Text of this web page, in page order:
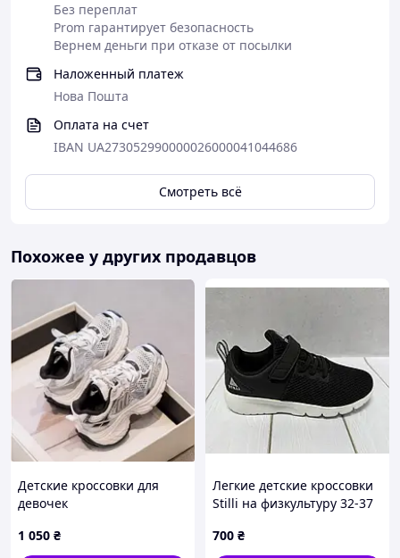
Без переплат
Prom гарантирует безопасность
Вернем деньги при отказе от посылки
Наложенный платеж
Нова Пошта
Оплата на счет
IBAN UA273052990000026000041044686
Смотреть всё
Похожее у других продавцов
Детские кроссовки для
девочек
1 050 ₴
Легкие детские кроссовки
Stilli на физкультуру 32-37
700 ₴